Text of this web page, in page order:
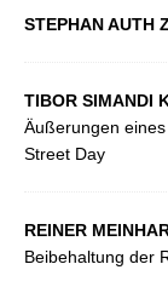
STEPHAN AUTH
TIBOR SIMANDI
Äußerungen
Street Day
REINER
Beibehaltung der